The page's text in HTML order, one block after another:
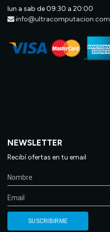
lun a sab de 09:30 a 20:00
info@ultracomputacion.com
NEWSLETTER
Recibí ofertas en tu email